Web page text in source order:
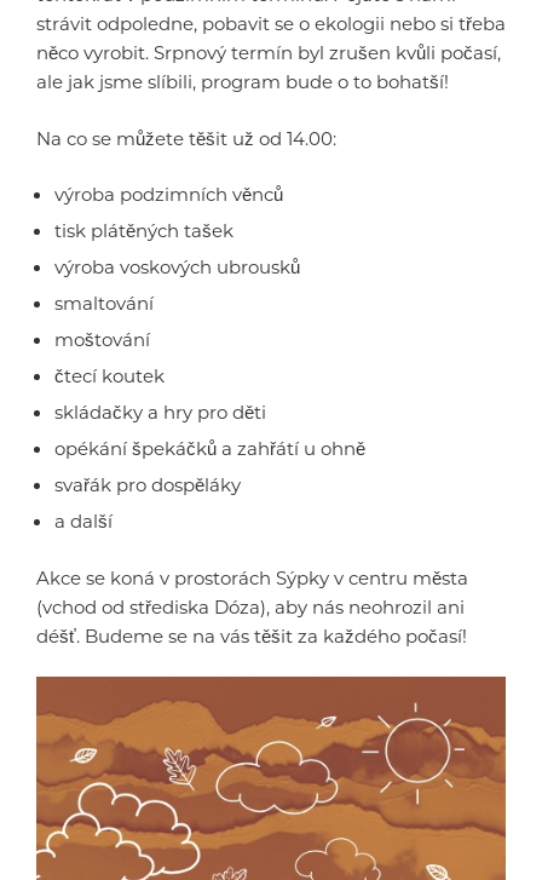
strávit odpoledne, pobavit se o ekologii nebo si třeba
něco vyrobit. Srpnový termín byl zrušen kvůli počasí,
ale jak jsme slíbili, program bude o to bohatší!
Na co se můžete těšit už od 14.00:
výroba podzimních věnců
tisk plátěných tašek
výroba voskových ubrousků
smaltování
moštování
čtecí koutek
skládačky a hry pro děti
opékání špekáčků a zahřátí u ohně
svařák pro dospěláky
a další
Akce se koná v prostorách Sýpky v centru města
(vchod od střediska Dóza), aby nás neohrozil ani
déšť. Budeme se na vás těšit za každého počasí!